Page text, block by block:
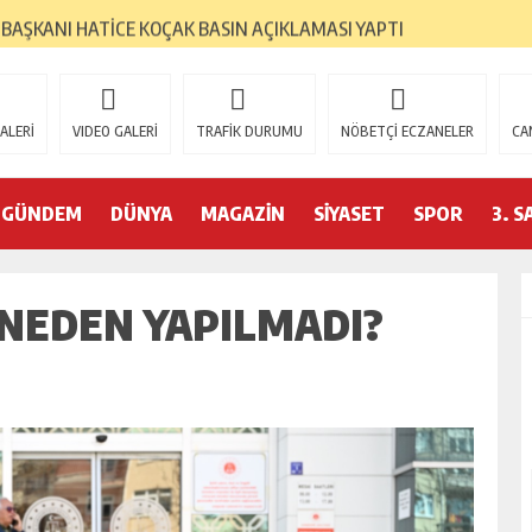
HATİCE KOÇAK BASIN AÇIKLAMASI YAPTI
HİKMET ANMASI
ERTAŞ KÜLTÜR SANAT MERKEZİ’NDE BAŞLIYOR
MOSTAR’DA TANITILDI
KATILDI
BAŞLADI
VIDEO GALERİ TRAFİK DURUMU NÖBETÇİ ECZANELER
GÜNDEM DÜNYA MAGAZİN SİYASET SPOR 3.
YAPILMADI?